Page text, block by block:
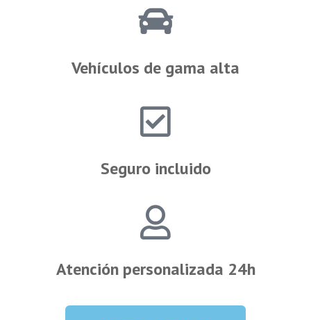
Vehículos de gama alta
Seguro incluido
Atención personalizada 24h